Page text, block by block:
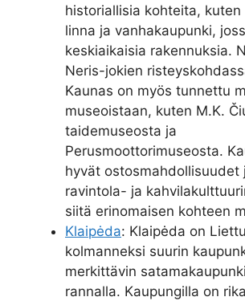
historiallisia kohteita, kuten
linna ja vanhakaupunki,
keskiaikaisia rakennuksia.
Neris-jokien
Kaunas on myös tunnettu
museoistaan, kuten M.K.
taidemuseosta ja
Perusmoottorimuseosta.
hyvät ostosmahdollisuudet
ravintola- ja
siitä erinomaisen kohteen
Klaipėda: Klaipėda on
kolmanneksi suurin
merkittävin
rannalla. Kaupungilla on